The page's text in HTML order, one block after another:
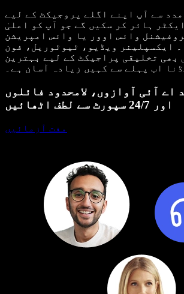
سے آپ اپنے اگلے پروجیکٹ کے لیے
ہائر کر سکیں گے جو آپ کو اعلیٰ
وائس اوور یا وائس امپریشن
ایکسپلینر ویڈیو، ٹیوٹوریل، فون
بھی تخلیقی پراجیکٹ کے لیے بہترین
اب پہلے سے کہیں زیادہ آسان ہے۔
اے آئی آوازوں، لامحدود فائلوں
اور 24/7 سپورٹ سے لطف اٹھائیں
مفت آزمائیں